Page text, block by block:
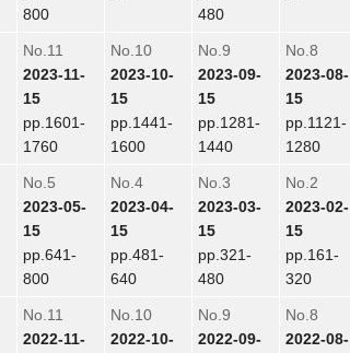
800
480
No.11
2023-11-
15
pp.1601-
1760
No.10
2023-10-
15
pp.1441-
1600
No.9
2023-09-
15
pp.1281-
1440
No.8
2023-08-
15
pp.1121-
1280
No.5
2023-05-
15
pp.641-
800
No.4
2023-04-
15
pp.481-
640
No.3
2023-03-
15
pp.321-
480
No.2
2023-02-
15
pp.161-
320
No.11
2022-11-
No.10
2022-10-
No.9
2022-09-
No.8
2022-08-